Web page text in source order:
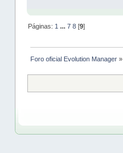
Páginas: 1 ... 7 8[9]
Foro oficial Evolution Manager»